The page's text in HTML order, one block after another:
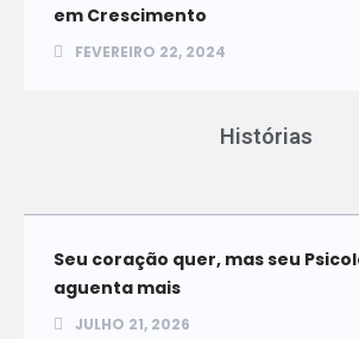
em Crescimento
FEVEREIRO 22, 2024
Histórias
Seu coração quer, mas seu
aguenta mais
JULHO 21, 2026